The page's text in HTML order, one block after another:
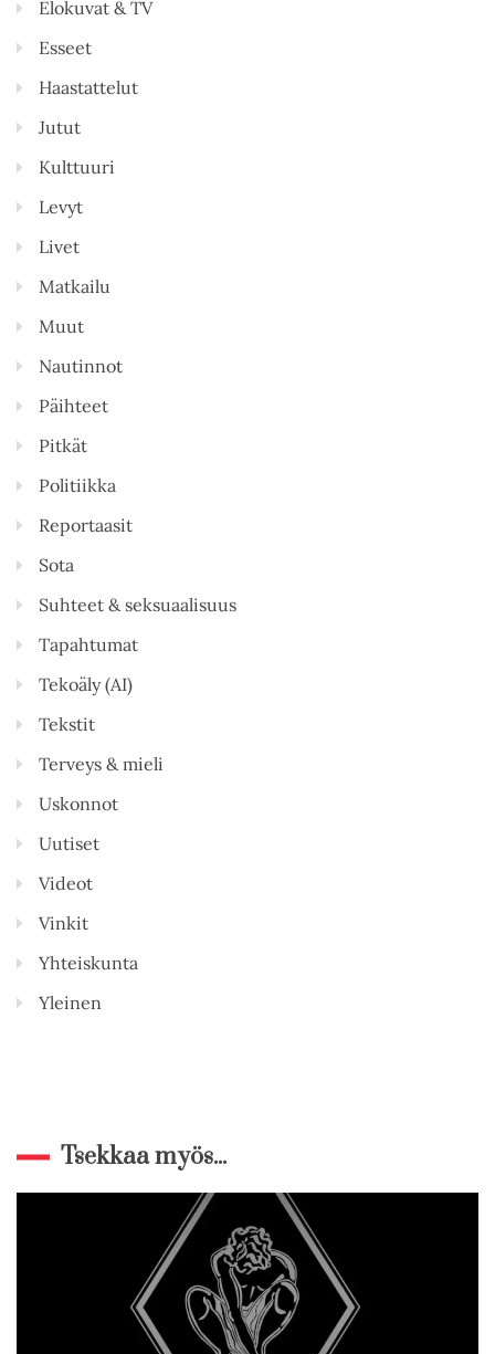
Elokuvat & TV
Esseet
Haastattelut
Jutut
Kulttuuri
Levyt
Livet
Matkailu
Muut
Nautinnot
Päihteet
Pitkät
Politiikka
Reportaasit
Sota
Suhteet & seksuaalisuus
Tapahtumat
Tekoäly (AI)
Tekstit
Terveys & mieli
Uskonnot
Uutiset
Videot
Vinkit
Yhteiskunta
Yleinen
Tsekkaa myös...